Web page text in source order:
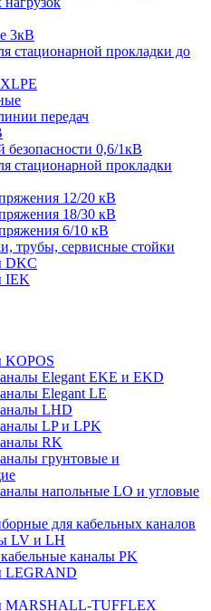
3кВ
стационарной прокладки до
передач
0,6/1кВ
стационарной прокладки
12/20 кВ
18/30 кВ
6/10 кВ
трубы, сервисные стойки
DKC
IEK
KOPOS
Elegant EKE и EKD
Elegant LE
LHD
LP и LPK
RK
грунтовые и
напольные LO и угловые
для кабельных каналов
LV и LH
каналы PK
LEGRAND
MARSHALL-TUFFLEX